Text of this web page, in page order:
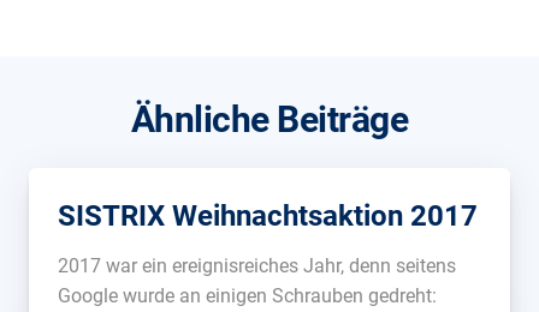
Ähnliche Beiträge
SISTRIX Weihnachtsaktion 2017
2017 war ein ereignisreiches Jahr, denn seitens
Google wurde an einigen Schrauben gedreht: